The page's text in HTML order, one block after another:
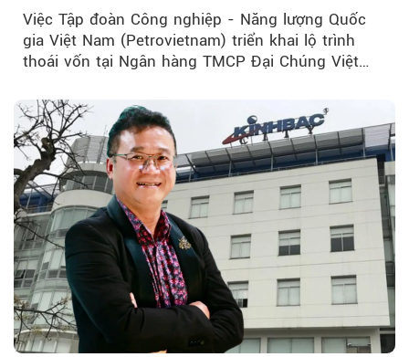
Việc Tập đoàn Công nghiệp - Năng lượng Quốc
gia Việt Nam (Petrovietnam) triển khai lộ trình
thoái vốn tại Ngân hàng TMCP Đại Chúng Việt